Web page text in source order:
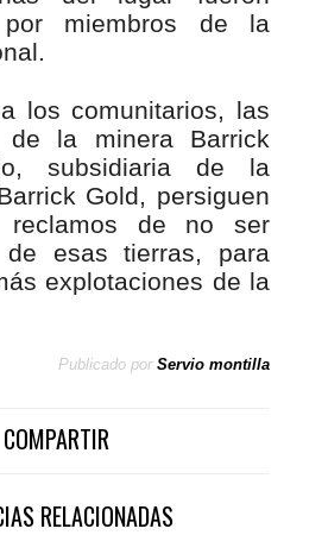
por miembros de la
los comunitarios, las
de la minera Barrick
subsidiaria de la
Gold, persiguen
reclamos de no ser
de esas tierras, para
explotaciones de la
Publicado por Servio montilla
COMPARTIR
RELACIONADAS